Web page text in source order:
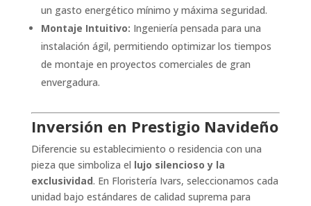
un gasto energético mínimo y máxima seguridad.
Montaje Intuitivo: Ingeniería pensada para una
instalación ágil, permitiendo optimizar los tiempos
de montaje en proyectos comerciales de gran
envergadura.
Inversión en Prestigio Navideño
Diferencie su establecimiento o residencia con una
pieza que simboliza el lujo silencioso y la
exclusividad. En Floristería Ivars, seleccionamos cada
unidad bajo estándares de calidad suprema para